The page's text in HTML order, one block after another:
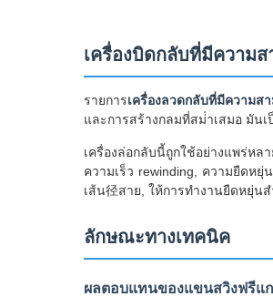
เครื่องบิดกลับที่มีความ
รายการเครื่องลวดกลับที่มีความส
และการสร้างกลมที่สม่ําเสมอ มัน
เครื่องล่อกลับนี้ถูกใช้อย่างแพร่ห
ความเร็ว rewinding, ความยืดห
เส้น径สาย, ให้การทํางานยืดหยุ่น
ลักษณะทางเทคนิค
ผลตอบแทนของแขนสวิงฟรีแ